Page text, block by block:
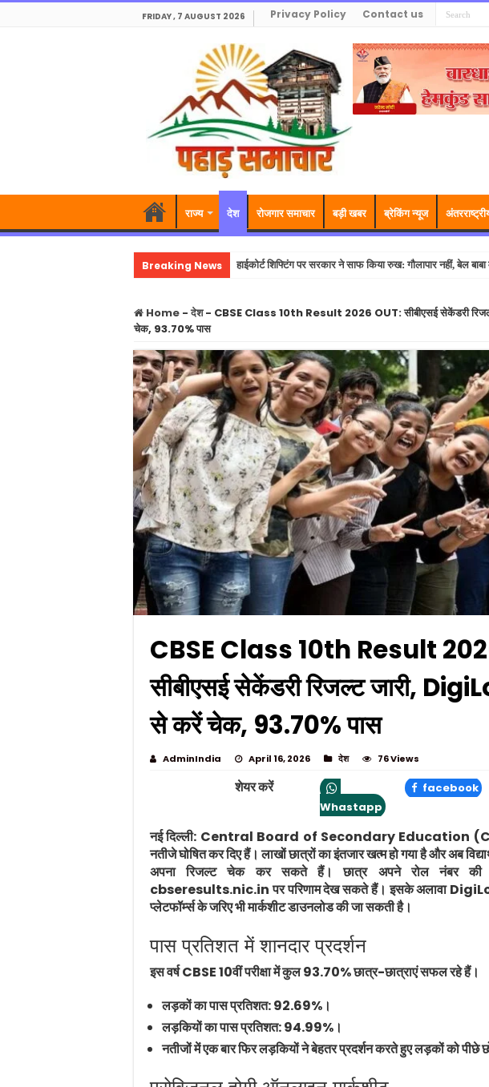
FRIDAY , 7 AUGUST 2026 Privacy Policy Contact us
राज्य देश रोजगार समाचार बड़ी खबर ब्रेकिंग न्यूज
Breaking News हाईकोर्ट शिफ्टिंग पर सरकार ने साफ किया रुख: गौलापार नहीं, बेल
Home - देश - CBSE Class 10th Result 2026 OUT: सीबीएसई सेकेंडरी
चेक, 93.70% पास
CBSE Class 10th Result
सीबीएसई सेकेंडरी रिजल्ट जारी,
से करें चेक, 93.70% पास
AdminIndia April 16, 2026 देश 76 Views
शेयर करें
Whastapp
facebook
नई दिल्ली: Central Board of Secondary Education
नतीजे घोषित कर दिए हैं। लाखों छात्रों का इंतजार खत्म हो गया है और अब
अपना रिजल्ट चेक कर सकते हैं। छात्र अपने रोल नंबर
cbseresults.nic.in पर परिणाम देख सकते हैं। इसके अलावा
प्लेटफॉर्म्स के जरिए भी मार्कशीट डाउनलोड की जा सकती है।
पास प्रतिशत में शानदार प्रदर्शन
इस वर्ष CBSE 10वीं परीक्षा में कुल 93.70% छात्र-छात्राएं सफल रहे हैं।
लड़कों का पास प्रतिशत: 92.69%।
लड़कियों का पास प्रतिशत: 94.99%।
नतीजों में एक बार फिर लड़कियों ने बेहतर प्रदर्शन करते हुए लड़कों को पीछे